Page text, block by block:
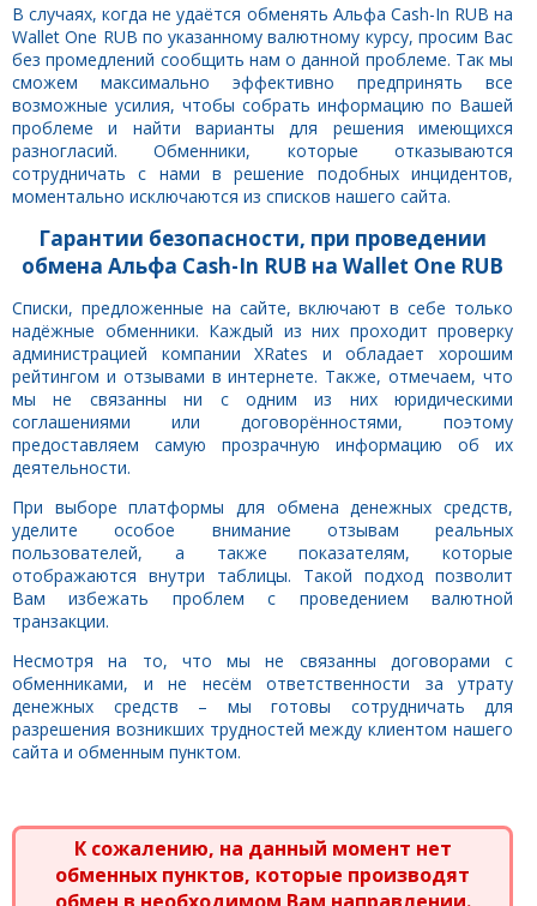
В случаях, когда не удаётся обменять Альфа Cash-In RUB на
Wallet One RUB по указанному валютному курсу, просим Вас
без промедлений сообщить нам о данной проблеме. Так мы
сможем максимально эффективно предпринять все
возможные усилия, чтобы собрать информацию по Вашей
проблеме и найти варианты для решения имеющихся
разногласий. Обменники, которые отказываются
сотрудничать с нами в решение подобных инцидентов,
моментально исключаются из списков нашего сайта.
Гарантии безопасности, при проведении
обмена Альфа Cash-In RUB на Wallet One RUB
Списки, предложенные на сайте, включают в себе только
надёжные обменники. Каждый из них проходит проверку
администрацией компании XRates и обладает хорошим
рейтингом и отзывами в интернете. Также, отмечаем, что
мы не связанны ни с одним из них юридическими
соглашениями или договорённостями, поэтому
предоставляем самую прозрачную информацию об их
деятельности.
При выборе платформы для обмена денежных средств,
уделите особое внимание отзывам реальных
пользователей, а также показателям, которые
отображаются внутри таблицы. Такой подход позволит
Вам избежать проблем с проведением валютной
транзакции.
Несмотря на то, что мы не связанны договорами с
обменниками, и не несём ответственности за утрату
денежных средств – мы готовы сотрудничать для
разрешения возникших трудностей между клиентом нашего
сайта и обменным пунктом.
К сожалению, на данный момент нет
обменных пунктов, которые производят